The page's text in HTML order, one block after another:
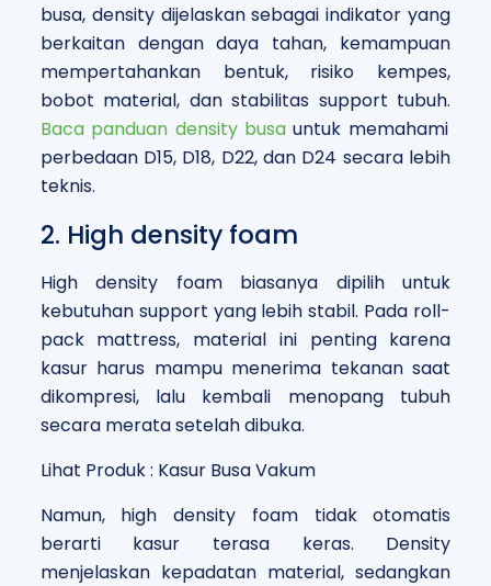
busa, density dijelaskan sebagai indikator yang
berkaitan dengan daya tahan, kemampuan
mempertahankan bentuk, risiko kempes,
bobot material, dan stabilitas support tubuh.
Baca panduan density busa untuk memahami
perbedaan D15, D18, D22, dan D24 secara lebih
teknis.
2. High density foam
High density foam biasanya dipilih untuk
kebutuhan support yang lebih stabil. Pada roll-
pack mattress, material ini penting karena
kasur harus mampu menerima tekanan saat
dikompresi, lalu kembali menopang tubuh
secara merata setelah dibuka.
Lihat Produk : Kasur Busa Vakum
Namun, high density foam tidak otomatis
berarti kasur terasa keras. Density
menjelaskan kepadatan material, sedangkan